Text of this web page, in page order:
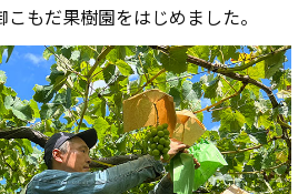
もだ果樹園をはじめました。